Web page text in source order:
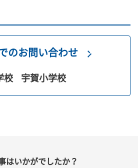
のお問い合わせ
校 宇賀小学校
はいかがでしたか？